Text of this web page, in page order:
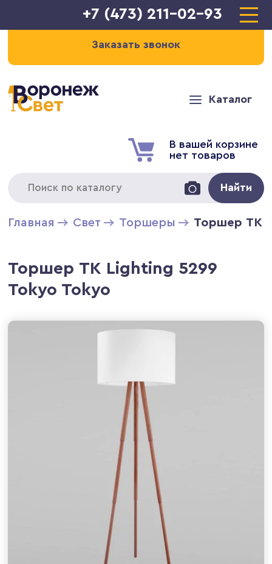
+7 (473) 211-02-93
Заказать звонок
Каталог
В вашей корзине
нет товаров
Найти
Главная Свет Торшеры Торшер TK
Торшер TK Lighting 5299
Tokyo Tokyo